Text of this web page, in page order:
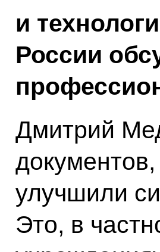
и
России
Дмитрий
улучшили
Это, в